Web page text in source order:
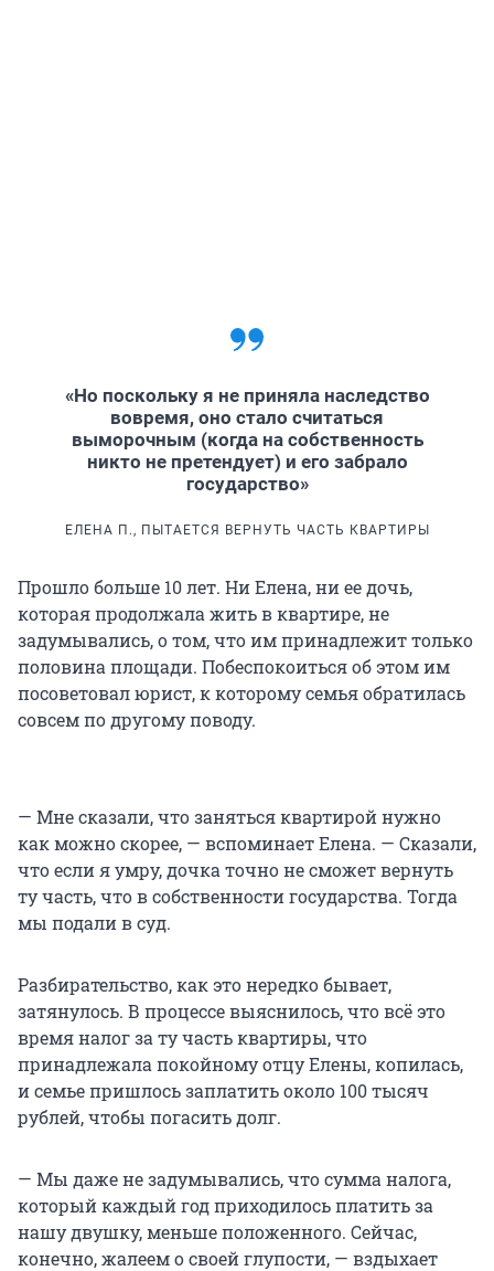
«Но поскольку я не приняла наследство
вовремя, оно стало считаться
выморочным (когда на собственность
никто не претендует) и его забрало
государство»
ЕЛЕНА П., ПЫТАЕТСЯ ВЕРНУТЬ ЧАСТЬ КВАРТИРЫ
Прошло больше 10 лет. Ни Елена, ни ее дочь,
которая продолжала жить в квартире, не
задумывались, о том, что им принадлежит только
половина площади. Побеспокоиться об этом им
посоветовал юрист, к которому семья обратилась
совсем по другому поводу.
— Мне сказали, что заняться квартирой нужно
как можно скорее, — вспоминает Елена. — Сказали,
что если я умру, дочка точно не сможет вернуть
ту часть, что в собственности государства. Тогда
мы подали в суд.
Разбирательство, как это нередко бывает,
затянулось. В процессе выяснилось, что всё это
время налог за ту часть квартиры, что
принадлежала покойному отцу Елены, копилась,
и семье пришлось заплатить около 100 тысяч
рублей, чтобы погасить долг.
— Мы даже не задумывались, что сумма налога,
который каждый год приходилось платить за
нашу двушку, меньше положенного. Сейчас,
конечно, жалеем о своей глупости, — вздыхает